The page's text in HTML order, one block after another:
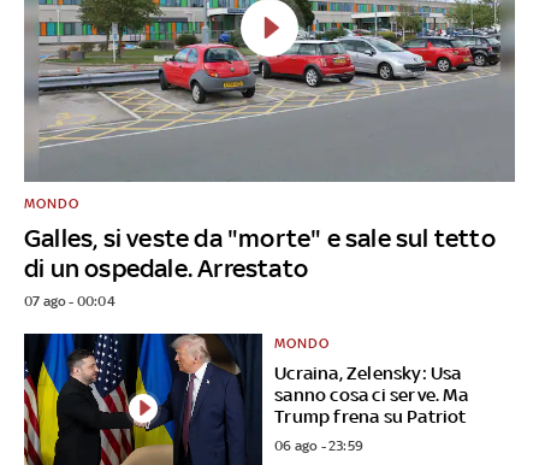
Galles, si veste da "morte" e sale sul tetto
di un ospedale. Arrestato
MONDO
07 ago - 00:04
Ucraina, Zelensky: Usa
sanno cosa ci serve. Ma
Trump frena su Patriot
MONDO
06 ago - 23:59